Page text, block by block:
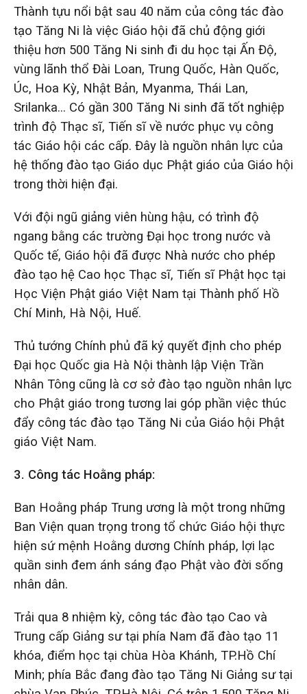
Thành tựu nổi bật sau 40 năm của công tác đào
tạo Tăng Ni là việc Giáo hội đã chủ động giới
thiệu hơn 500 Tăng Ni sinh đi du học tại Ấn Độ,
vùng lãnh thổ Đài Loan, Trung Quốc, Hàn Quốc,
Úc, Hoa Kỳ, Nhật Bản, Myanma, Thái Lan,
Srilanka… Có gần 300 Tăng Ni sinh đã tốt nghiệp
trình độ Thạc sĩ, Tiến sĩ về nước phục vụ công
tác Giáo hội các cấp. Đây là nguồn nhân lực của
hệ thống đào tạo Giáo dục Phật giáo của Giáo hội
trong thời hiện đại.
Với đội ngũ giảng viên hùng hậu, có trình độ
ngang bằng các trường Đại học trong nước và
Quốc tế, Giáo hội đã được Nhà nước cho phép
đào tạo hệ Cao học Thạc sĩ, Tiến sĩ Phật học tại
Học Viện Phật giáo Việt Nam tại Thành phố Hồ
Chí Minh, Hà Nội, Huế.
Thủ tướng Chính phủ đã ký quyết định cho phép
Đại học Quốc gia Hà Nội thành lập Viện Trần
Nhân Tông cũng là cơ sở đào tạo nguồn nhân lực
cho Phật giáo trong tương lai góp phần việc thúc
đẩy công tác đào tạo Tăng Ni của Giáo hội Phật
giáo Việt Nam.
3. Công tác Hoằng pháp:
Ban Hoằng pháp Trung ương là một trong những
Ban Viện quan trọng trong tổ chức Giáo hội thực
hiện sứ mệnh Hoằng dương Chính pháp, lợi lạc
quần sinh đem ánh sáng đạo Phật vào đời sống
nhân dân.
Trải qua 8 nhiệm kỳ, công tác đào tạo Cao và
Trung cấp Giảng sư tại phía Nam đã đào tạo 11
khóa, điểm học tại chùa Hòa Khánh, TP.Hồ Chí
Minh; phía Bắc đang đào tạo Tăng Ni Giảng sư tại